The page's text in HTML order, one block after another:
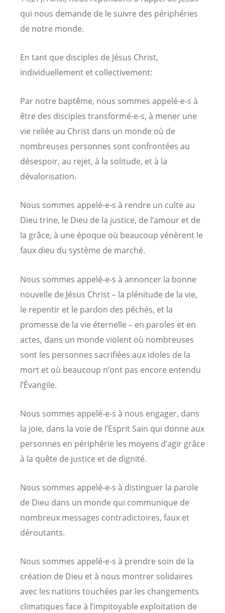
qui nous demande de le suivre des périphéries
de notre monde.
En tant que disciples de Jésus Christ,
individuellement et collectivement:
Par notre baptême, nous sommes appelé-e-s à
être des disciples transformé-e-s, à mener une
vie reliée au Christ dans un monde où de
nombreuses personnes sont confrontées au
désespoir, au rejet, à la solitude, et à la
dévalorisation.
Nous sommes appelé-e-s à rendre un culte au
Dieu trine, le Dieu de la justice, de l’amour et de
la grâce, à une époque où beaucoup vénèrent le
faux dieu du système de marché.
Nous sommes appelé-e-s à annoncer la bonne
nouvelle de Jésus Christ – la plénitude de la vie,
le repentir et le pardon des péchés, et la
promesse de la vie éternelle – en paroles et en
actes, dans un monde violent où nombreuses
sont les personnes sacrifiées aux idoles de la
mort et où beaucoup n’ont pas encore entendu
l’Évangile.
Nous sommes appelé-e-s à nous engager, dans
la joie, dans la voie de l’Esprit Sain qui donne aux
personnes en périphérie les moyens d’agir grâce
à la quête de justice et de dignité.
Nous sommes appelé-e-s à distinguer la parole
de Dieu dans un monde qui communique de
nombreux messages contradictoires, faux et
déroutants.
Nous sommes appelé-e-s à prendre soin de la
création de Dieu et à nous montrer solidaires
avec les nations touchées par les changements
climatiques face à l’impitoyable exploitation de